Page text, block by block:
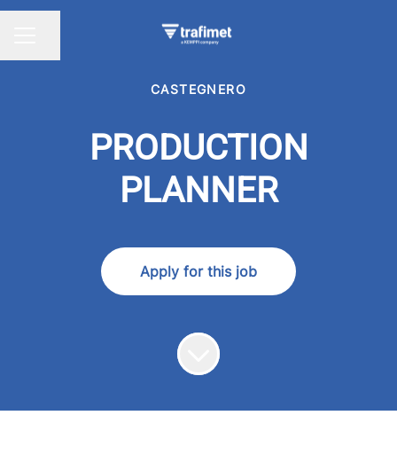
CASTEGNERO
PRODUCTION
PLANNER
Apply for this job